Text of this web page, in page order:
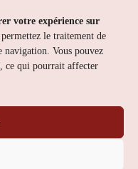
votre expérience sur
le traitement de
navigation. Vous pouvez
ce qui pourrait affecter